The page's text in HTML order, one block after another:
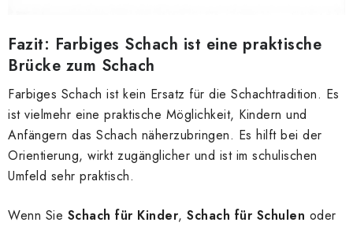
Fazit: Farbiges Schach ist eine praktische
Brücke zum Schach
Farbiges Schach ist kein Ersatz für die Schachtradition. Es
ist vielmehr eine praktische Möglichkeit, Kindern und
Anfängern das Schach näherzubringen. Es hilft bei der
Orientierung, wirkt zugänglicher und ist im schulischen
Umfeld sehr praktisch.
Wenn Sie Schach für Kinder, Schach für Schulen oder